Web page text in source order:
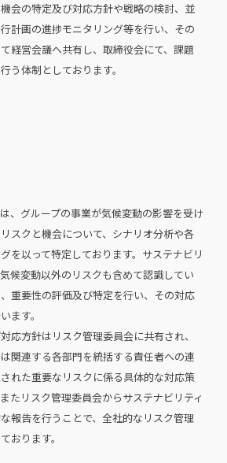
会の特定及び対応方針や戦略の検討、並
計画の進捗モニタリング等を行い、その
経営会議へ共有し、取締役会にて、課題
う体制としております。
、グループの事業が気候変動の影響を受け
スクと機会について、シナリオ分析や各
を以って特定しております。サステナビリ
候変動以外のリスクも含めて認識してい
重要性の評価及び特定を行い、その対応
ます。
応方針はリスク管理委員会に共有され、
関連する各部門を統括する責任者への連
れた重要なリスクに係る具体的な対応策
たリスク管理委員会からサステナビリティ
報告を行うことで、全社的なリスク管理
おります。